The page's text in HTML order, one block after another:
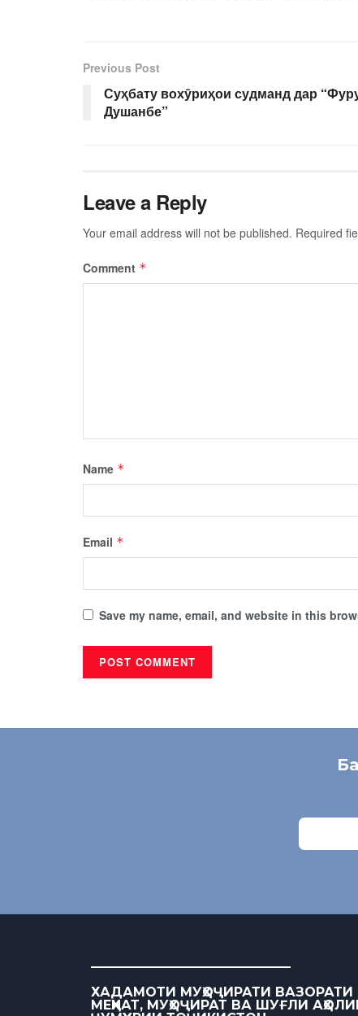
Previous Post
Суҳбату вохӯриҳои судманд дар
Душанбе”
Leave a Reply
Your email address will not be published. Required
Comment *
Name *
Email *
Save my name, email, and website in this
ХАДАМОТИ МУҲОҶИРАТИ ВАЗОРАТИ
МЕҲНАТ, МУҲОҶИРАТ ВА ШУҒЛИ